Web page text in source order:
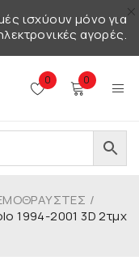
ισχύουν μόνο για
αγορές.
0 0
/
1994-2001 3D 2τμχ